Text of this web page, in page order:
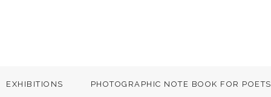
EXHIBITIONS PHOTOGRAPHIC NOTE BOOK FOR POETS